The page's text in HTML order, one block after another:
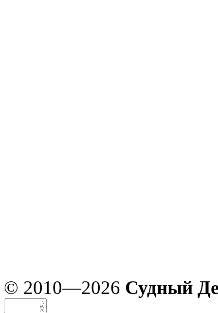
© 2010—2026 Судный